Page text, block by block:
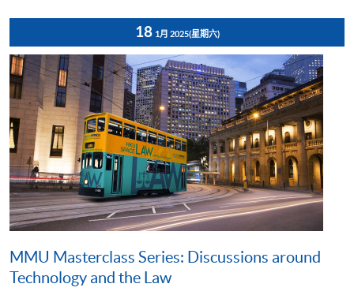
18 1月 2025(星期六)
MMU Masterclass Series: Discussions around
Technology and the Law